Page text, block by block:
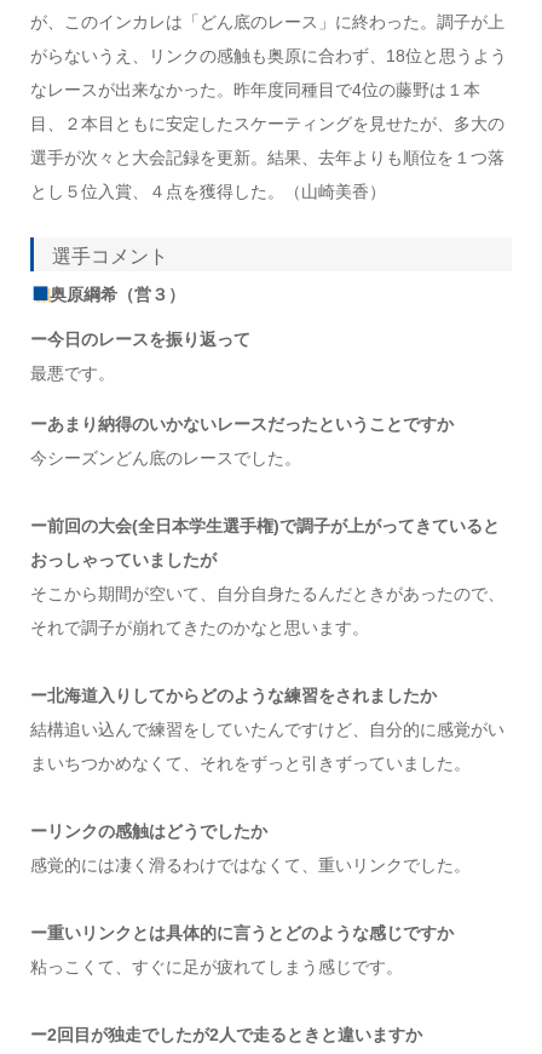
が、このインカレは「どん底のレース」に終わった。調子が上
がらないうえ、リンクの感触も奥原に合わず、18位と思うよう
なレースが出来なかった。昨年度同種目で4位の藤野は１本
目、２本目ともに安定したスケーティングを見せたが、多大の
選手が次々と大会記録を更新。結果、去年よりも順位を１つ落
とし５位入賞、４点を獲得した。（山崎美香）
選手コメント
奥原綱希（営３）
ー今日のレースを振り返って
最悪です。
ーあまり納得のいかないレースだったということですか
今シーズンどん底のレースでした。
ー前回の大会(全日本学生選手権)で調子が上がってきていると
おっしゃっていましたが
そこから期間が空いて、自分自身たるんだときがあったので、
それで調子が崩れてきたのかなと思います。
ー北海道入りしてからどのような練習をされましたか
結構追い込んで練習をしていたんですけど、自分的に感覚がい
まいちつかめなくて、それをずっと引きずっていました。
ーリンクの感触はどうでしたか
感覚的には凄く滑るわけではなくて、重いリンクでした。
ー重いリンクとは具体的に言うとどのような感じですか
粘っこくて、すぐに足が疲れてしまう感じです。
ー2回目が独走でしたが2人で走るときと違いますか